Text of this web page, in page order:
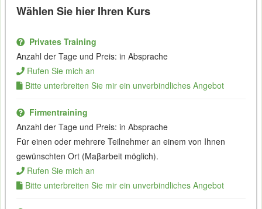
Wählen Sie hier Ihren Kurs
Privates Training
Anzahl der Tage und Preis: in Absprache
Rufen Sie mich an
Bitte unterbreiten Sie mir ein unverbindliches Angebot
Firmentraining
Anzahl der Tage und Preis: in Absprache
Für einen oder mehrere Teilnehmer an einem von Ihnen
gewünschten Ort (Maβarbeit möglich).
Rufen Sie mich an
Bitte unterbreiten Sie mir ein unverbindliches Angebot